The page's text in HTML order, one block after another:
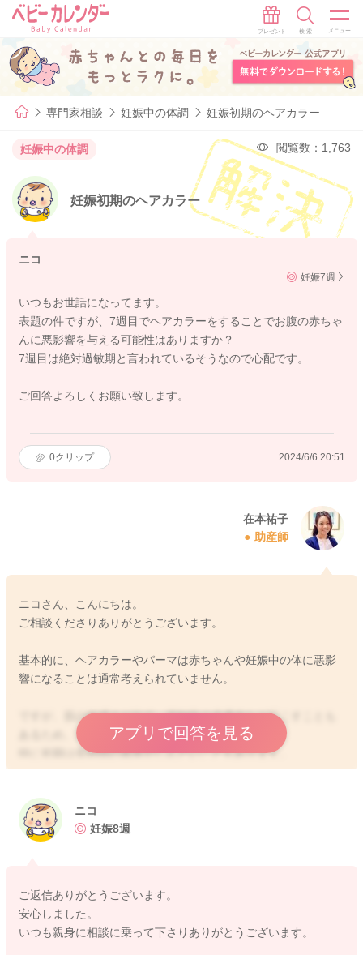
専門家相談 妊娠中の体調 妊娠初期のヘアカラー
妊娠中の体調 閲覧数：1,763
妊娠初期のヘアカラー
ニコ
妊娠7週
いつもお世話になってます。
表題の件ですが、7週目でヘアカラーをすることでお腹の赤ちゃ
んに悪影響を与える可能性はありますか？
7週目は絶対過敏期と言われているそうなので心配です。
ご回答よろしくお願い致します。
0クリップ 2024/6/6 20:51
在本祐子
助産師
ニコさん、こんにちは。
ご相談くださりありがとうございます。
基本的に、ヘアカラーやパーマは赤ちゃんや妊娠中の体に悪影
響になることは通常考えられていません。
ですが、肌の敏感さが出て、接触性の皮膚炎など起こすことも
あるため、注意が必要です。
特に初期は長時間の着座がしんどいこともあります。
無理しないようによく美容師さんと相談なされて施術してもら
16週以降が、体も楽になりますね、よろしくお願いします。
アプリで回答を見る
ニコ
妊娠8週
ご返信ありがとうございます。
安心しました。
いつも親身に相談に乗って下さりありがとうございます。